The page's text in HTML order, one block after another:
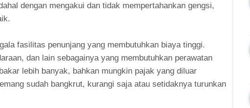
dengan mengakui dan tidak mempertahankan gengsi,
fasilitas penunjang yang membutuhkan biaya tinggi.
dan lain sebagainya yang membutuhkan perawatan
lebih banyak, bahkan mungkin pajak yang diluar
sudah bangkrut, kurangi saja atau setidaknya turunkan